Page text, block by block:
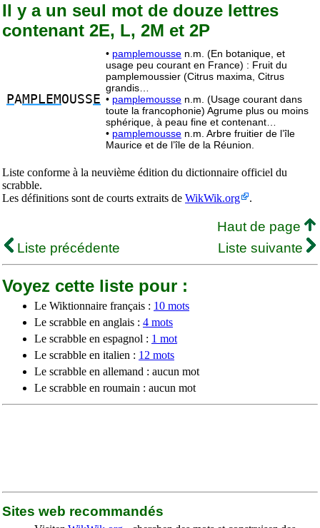
Il y a un seul mot de douze lettres
contenant 2E, L, 2M et 2P
PAMPLEMOUSS E
• pamplemousse n.m. (En botanique, et
usage peu courant en France) : Fruit du
pamplemoussier (Citrus maxima, Citrus
grandis…
• pamplemousse n.m. (Usage courant dans
toute la francophonie) Agrume plus ou moins
sphérique, à peau fine et contenant…
• pamplemousse n.m. Arbre fruitier de l’île
Maurice et de l’île de la Réunion.
Liste conforme à la neuvième édition du dictionnaire officiel du
scrabble.
Les définitions sont de courts extraits de WikWik.org .
Haut de page
Liste précédente
Liste suivante
Voyez cette liste pour :
Le Wiktionnaire français : 10 mots
Le scrabble en anglais : 4 mots
Le scrabble en espagnol : 1 mot
Le scrabble en italien : 12 mots
Le scrabble en allemand : aucun mot
Le scrabble en roumain : aucun mot
Sites web recommandés